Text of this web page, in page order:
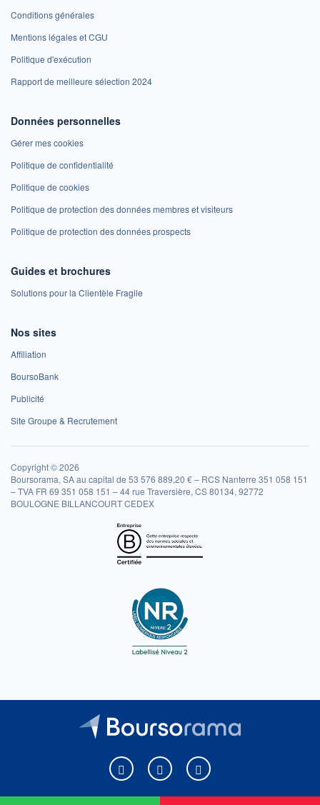
Conditions générales
Mentions légales et CGU
Politique d'exécution
Rapport de meilleure sélection 2024
Données personnelles
Gérer mes cookies
Politique de confidentialité
Politique de cookies
Politique de protection des données membres et visiteurs
Politique de protection des données prospects
Guides et brochures
Solutions pour la Clientèle Fragile
Nos sites
Affiliation
BoursoBank
Publicité
Site Groupe & Recrutement
Copyright © 2026
Boursorama, SA au capital de 53 576 889,20 € – RCS Nanterre 351 058 151
– TVA FR 69 351 058 151 – 44 rue Traversière, CS 80134, 92772
BOULOGNE BILLANCOURT CEDEX
Boursorama sur Facebook
Boursorama sur XBoursorama sur